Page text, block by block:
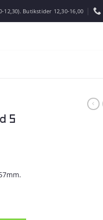
12,30). Butikstider 12,30-16,00
5